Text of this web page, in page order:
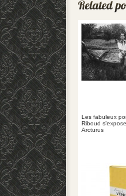
Les fabuleux
Riboud
Arcturus